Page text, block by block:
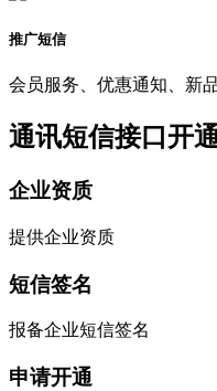
推广短信
会员服务、优惠通知、新
通讯短信接口开
企业资质
提供企业资质
短信签名
报备企业短信签名
申请开通